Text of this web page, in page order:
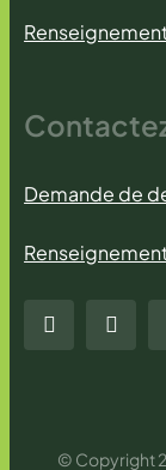
Demande de
© Copyright